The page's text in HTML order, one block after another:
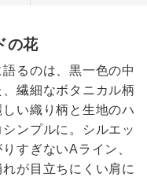
の花
るのは、黒一色の中
繊細なボタニカル柄
い織り柄と生地のハ
ンプルに。シルエッ
すぎないAライン、
が目立ちにくい肩に